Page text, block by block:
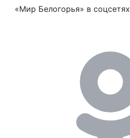
«Мир Белогорья» в соцсетях